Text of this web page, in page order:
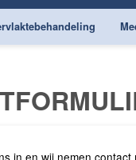
in en wij nemen